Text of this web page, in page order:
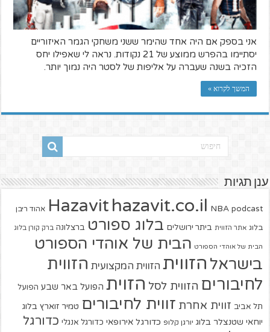
אני בספק אם היה אחד שהימר ששני משחקי הגמר האיזוריים
יסתיימו בהפרש ממוצע של 21 נקודות. נראה לי שאפילו יחס
הזכיה בשנה שעברה על אליפות של לסטר היה נמוך יותר.
המשך לקרוא »
ענן תגיות
Hazavit hazavit.co.il NBA podcast אהוד ריבן
בלוג אתר הזווית ביתר ירושלים בלוג ספורט ברצלונה ברק קורן בלוג
הבית של אוהדי הספורט הבית של אוהדי הספורט
בישראל הזווית הזווית המקצועית הזווית
לחיבורים הזווית לסל הזוית הפועל באר שבע הפועל
תל אביב זווית אחרת זווית לחיבורים טמיר זוארץ בלוג
יוחאי שטנצלר בלוג יורגן קלופ כדורגל אירופאי כדורגל אנגלי כדורגל